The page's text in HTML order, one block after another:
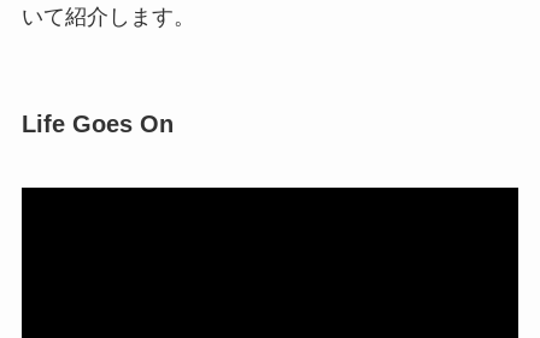
いて紹介します。
Life Goes On